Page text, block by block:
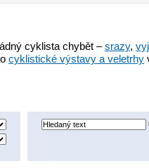
cyklista chybět –srazy,
cyklistické výstavy a veletrhy